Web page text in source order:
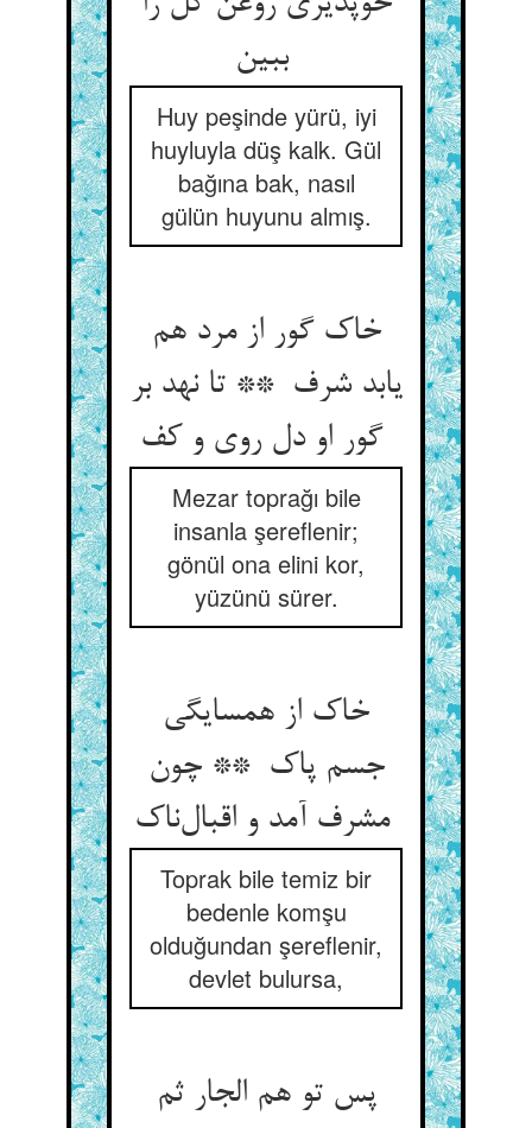
ببین
Huy peşinde yürü, iyi
huyluyla düş kalk. Gül
bağına bak, nasıl
gülün huyunu almış.
خاک گور از مرد هم
یابد شرف ** تا نهد بر
گور او دل روی و کف
Mezar toprağı bile
insanla şereflenir;
gönül ona elini kor,
yüzünü sürer.
خاک از همسایگی
جسم پاک ** چون
مشرف آمد و اقبال‌ناک
Toprak bile temiz bir
bedenle komşu
olduğundan şereflenir,
devlet bulursa,
پس تو هم الجار ثم